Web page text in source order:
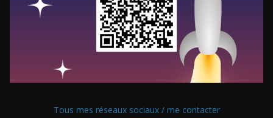
Tous mes réseaux sociaux / me contacter